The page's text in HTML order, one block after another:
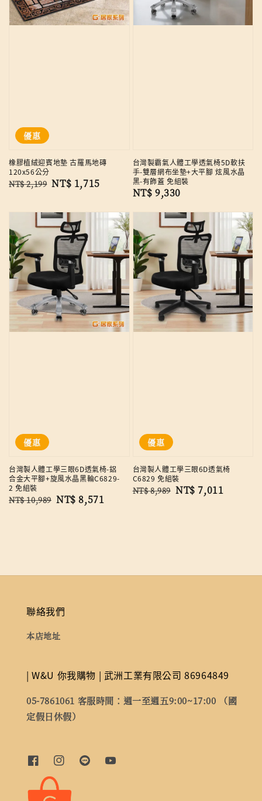
優惠
橡膠植絨迎賓地墊 古羅馬地磚
120x56公分
Regular
NT$ 2,199 Sale
NT$ 1,715
台灣製霸氣人體工學透氣椅5D軟扶
手-雙層網布坐墊+大平腳 炫風水晶
黑-有飾蓋 免組裝
Regular
NT$ 9,330
優惠
台灣製人體工學三眼6D透氣椅-鋁
合金大平腳+旋風水晶黑輪C6829-
2 免組裝
Regular
NT$ 10,989 Sale
NT$ 8,571
優惠
台灣製人體工學三眼6D透氣椅
C6829 免組裝
Regular
NT$ 8,989 Sale
NT$ 7,011
聯絡我們
本店地址
| W&U 你我購物 | 武洲工業有限公司 86964849
05-7861061 客服時間：週一至週五9:00~17:00 （國
定假日休假）